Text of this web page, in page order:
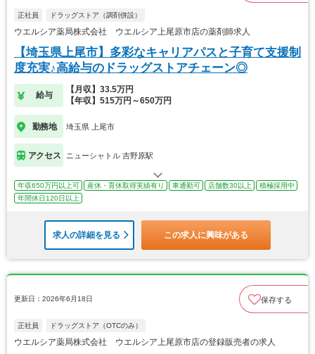
正社員 ドラッグストア（調剤併設）
ウエルシア薬局株式会社 ウエルシア上尾原市店の薬剤師求人
【埼玉県上尾市】多彩なキャリアパスと子育て支援制
度充実♪高給与のドラッグストアチェーン◎
給与
【月収】33.5万円
【年収】515万円～650万円
勤務地 埼玉県 上尾市
アクセス ニューシャトル 吉野原駅
年収650万円以上可 産休・育休取得実績有り 車通勤可 店舗数30以上
積極採用中
年間休日120日以上
求人の詳細を見る この求人に興味がある
更新日：2026年6月18日 保存する
正社員 ドラッグストア（OTCのみ）
ウエルシア薬局株式会社 ウエルシア上尾原市店の登録販売者の求人